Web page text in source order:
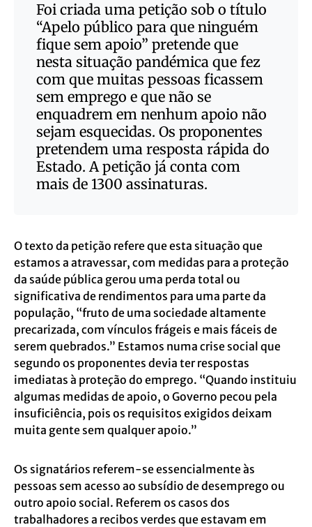
Foi criada uma petição sob o título
“Apelo público para que ninguém
fique sem apoio” pretende que
nesta situação pandémica que fez
com que muitas pessoas ficassem
sem emprego e que não se
enquadrem em nenhum apoio não
sejam esquecidas. Os proponentes
pretendem uma resposta rápida do
Estado. A petição já conta com
mais de 1300 assinaturas.
O texto da petição refere que esta situação que
estamos a atravessar, com medidas para a proteção
da saúde pública gerou uma perda total ou
significativa de rendimentos para uma parte da
população, “fruto de uma sociedade altamente
precarizada, com vínculos frágeis e mais fáceis de
serem quebrados.” Estamos numa crise social que
segundo os proponentes devia ter respostas
imediatas à proteção do emprego. “Quando instituiu
algumas medidas de apoio, o Governo pecou pela
insuficiência, pois os requisitos exigidos deixam
muita gente sem qualquer apoio.”
Os signatários referem-se essencialmente às
pessoas sem acesso ao subsídio de desemprego ou
outro apoio social. Referem os casos dos
trabalhadores a recibos verdes que estavam em